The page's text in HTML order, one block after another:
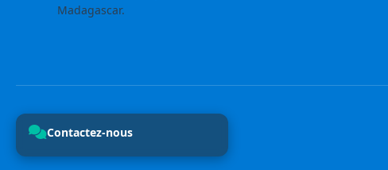
Madagascar.
Contactez-nous